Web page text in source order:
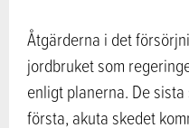
Åtgärderna i det
jordbruket som
enligt planerna. De
första, akuta skedet